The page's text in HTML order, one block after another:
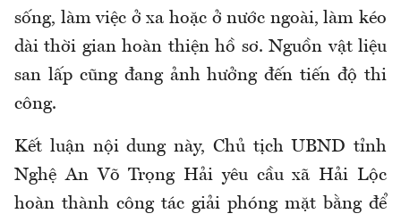
sống, làm việc ở xa hoặc ở nước ngoài, làm kéo
dài thời gian hoàn thiện hồ sơ. Nguồn vật liệu
san lấp cũng đang ảnh hưởng đến tiến độ thi
công.
Kết luận nội dung này, Chủ tịch UBND tỉnh
Nghệ An Võ Trọng Hải yêu cầu xã Hải Lộc
hoàn thành công tác giải phóng mặt bằng để